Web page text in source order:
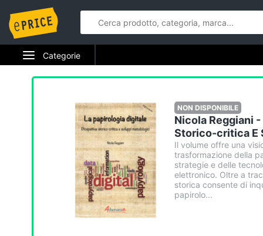
Categorie
Elettrodomestici
Informatica
Telefonia
Tv e Home Cinema
Smart home
Videogiochi
NON DISPONIBILE
Nicola Reggiani
Storico-critica E
Il volume offre una
trasformazione della
strategie e delle
elettronico. Oltre a
storica consente di
papirolo...